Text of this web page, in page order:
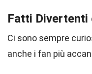
Fatti Divertenti
Ci sono sempre
anche i fan più